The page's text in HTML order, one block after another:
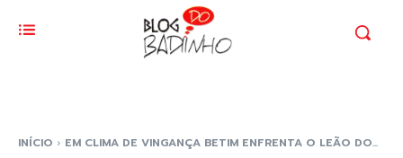
INÍCIO EM CLIMA DE VINGANÇA BETIM ENFRENTA O LEÃO DO...